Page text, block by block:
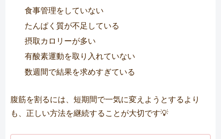
食事管理をしていない
たんぱく質が不足している
摂取カロリーが多い
有酸素運動を取り入れていない
数週間で結果を求めすぎている
腹筋を割るには、短期間で一気に変えようとするより
も、正しい方法を継続することが大切です💡